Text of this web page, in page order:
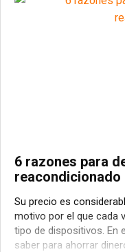
6 razones para
reacondicionado
Su precio es
motivo por el que cada
tipo de dispositivos. En
saber para ahorrar